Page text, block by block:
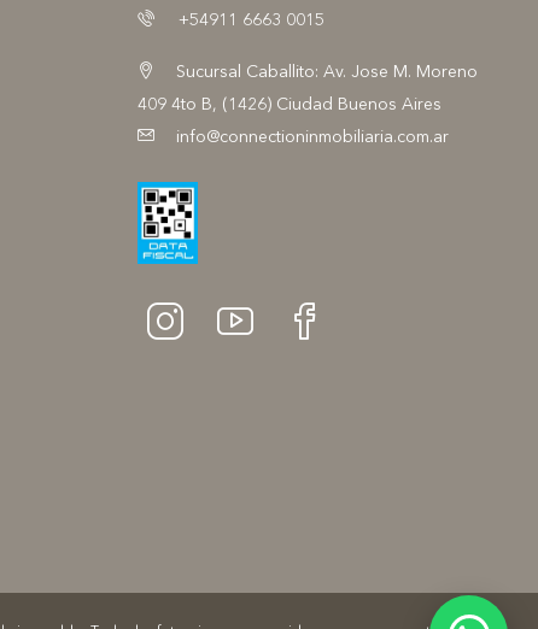
+54911 6663 0015
Sucursal Caballito: Av. Jose M. Moreno
409 4to B, (1426) Ciudad Buenos Aires
info@connectioninmobiliaria.com.ar